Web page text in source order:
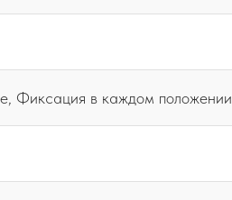
Фиксация в каждом положении